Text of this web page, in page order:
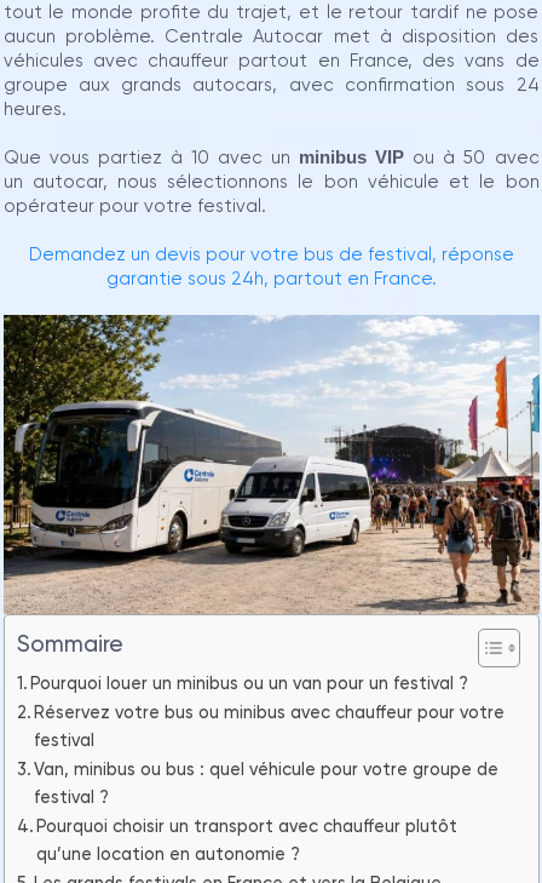
tout le monde profite du trajet, et le retour tardif ne pose
aucun problème. Centrale Autocar met à disposition des
véhicules avec chauffeur partout en France, des vans de
groupe aux grands autocars, avec confirmation sous 24
heures.
Que vous partiez à 10 avec un minibus VIP ou à 50 avec
un autocar, nous sélectionnons le bon véhicule et le bon
opérateur pour votre festival.
Demandez un devis pour votre bus de festival, réponse
garantie sous 24h, partout en France.
Sommaire
Pourquoi louer un minibus ou un van pour un festival ?
Réservez votre bus ou minibus avec chauffeur pour votre
festival
Van, minibus ou bus : quel véhicule pour votre groupe de
festival ?
Pourquoi choisir un transport avec chauffeur plutôt
qu’une location en autonomie ?